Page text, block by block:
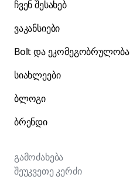
ჩვენ შესახებ
ვაკანსიები
Bolt და ეკომეგობრულობა
სიახლეები
ბლოგი
ბრენდი
გამოძახება
შეუკვეთე კერძი